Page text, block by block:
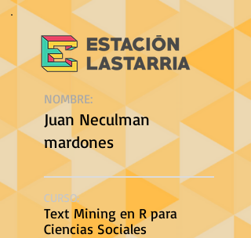
NOMBRE:
Juan Neculman
mardones
CURSO:
Text Mining en R para
Ciencias Sociales